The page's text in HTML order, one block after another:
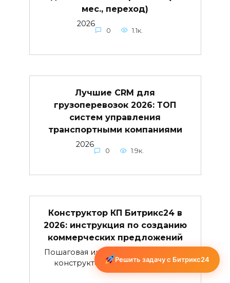
мес., переход)
2026
0 1.1к.
Лучшие CRM для
грузоперевозок 2026: ТОП
систем управления
транспортными компаниями
2026
0 1.9к.
Конструктор КП Битрикс24 в
2026: инструкция по созданию
коммерческих предложений
Пошаговая инструкция по работе с
конструктором коммерческих
Решить задачу с Битрикс24